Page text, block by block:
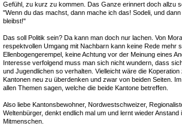
Gefühl, zu kurz zu kommen. Das Ganze erinnert doch allzu
"Wenn du das machst, dann mache ich das! Sodeli, und
bleibst!"
Das soll Politik sein? Da kann man doch nur lachen. Von
respektvollen Umgang mit Nachbarn kann keine Rede mehr
Ellenbogengerempel, keine Achtung vor der Meinung eines
Interesse verfolgend muss man sich nicht wundern, dass
und Jugendlichen so verhalten. Vielleicht wäre die
Kantonen neu zu überdenken und zwar von beiden Seiten.
allen Themen sagen, welche die beide Kantone betreffen.
Also liebe Kantonsbewohner, Nordwestschweizer,
Weltenbürger, denkt endlich mal um und lernt wieder Anstand
Mitmenschen.